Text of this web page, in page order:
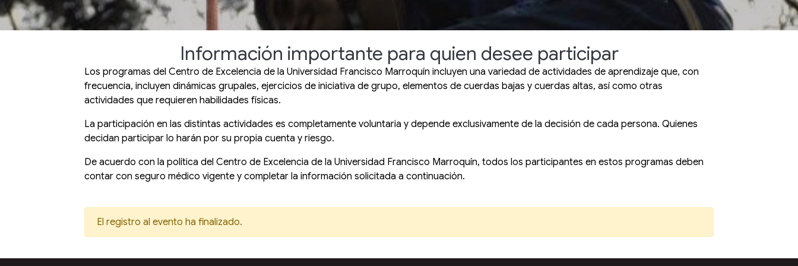
Información importante para quien desee participar
Los programas del Centro de Excelencia de la Universidad Francisco Marroquín incluyen una variedad de actividades de aprendizaje que, con
frecuencia, incluyen dinámicas grupales, ejercicios de iniciativa de grupo, elementos de cuerdas bajas y cuerdas altas, así como otras
actividades que requieren habilidades físicas.
La participación en las distintas actividades es completamente voluntaria y depende exclusivamente de la decisión de cada persona. Quienes
decidan participar lo harán por su propia cuenta y riesgo.
De acuerdo con la política del Centro de Excelencia de la Universidad Francisco Marroquín, todos los participantes en estos programas deben
contar con seguro médico vigente y completar la información solicitada a continuación.
El registro al evento ha finalizado.